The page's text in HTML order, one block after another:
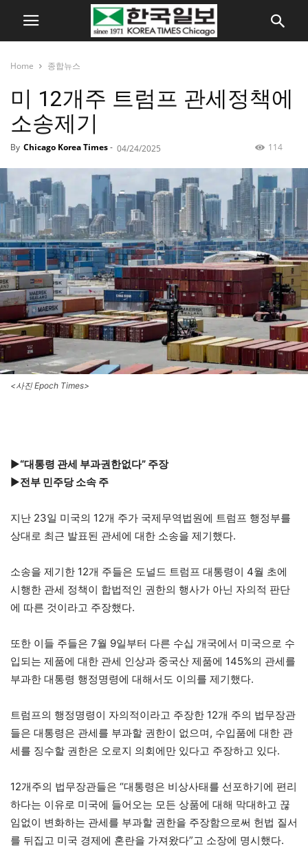
Home 종합뉴스
미 12개주 트럼프 관세정책에
소송제기
By Chicago Korea Times- 04/24/2025 114
<사진 Epoch Times>
▶“대통령 관세 부과권한없다” 주장
▶전부 민주당 소속 주
지난 23일 미국의 12개 주가 국제무역법원에 트럼프 행정부를
상대로 최근 발표된 관세에 대한 소송을 제기했다.
소송을 제기한 12개 주들은 도널드 트럼프 대통령이 4월 초에
시행한 관세 정책이 합법적인 권한의 행사가 아닌 자의적 판단
에 따른 것이라고 주장했다.
또한 이들 주들은 7월 9일부터 다른 수십 개국에서 미국으로 수
입되는 제품에 대한 관세 인상과 중국산 제품에 145%의 관세를
부과한 대통령 행정명령에 대해서도 이의를 제기했다.
트럼프의 행정명령이 자의적이라고 주장한 12개 주의 법무장관
들은 대통령은 관세를 부과할 권한이 없으며, 수입품에 대한 관
세를 징수할 권한은 오로지 의회에만 있다고 주장하고 있다.
12개주의 법무장관들은 “대통령은 비상사태를 선포하기에 편리
하다는 이유로 미국에 들어오는 모든 상품에 대해 막대하고 끊
임없이 변화하는 관세를 부과할 권한을 주장함으로써 헌법 질서
를 뒤집고 미국 경제에 혼란을 가져왔다”고 소장에 명시했다.